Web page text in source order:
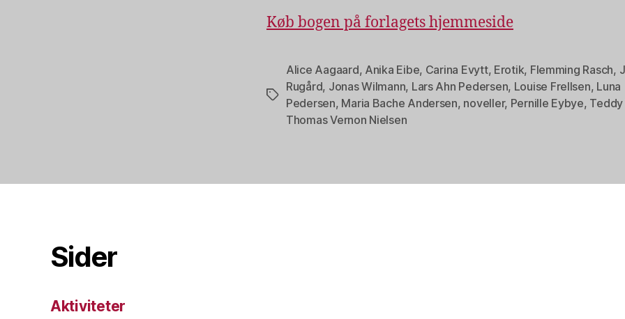
Køb bogen på forlagets hjemmeside
Tags
Alice Aagaard, Anika Eibe, Carina Evytt, Erotik, Flemming Rasch,
Rugård, Jonas Wilmann, Lars Ahn Pedersen, Louise Frellsen, Luna
Pedersen, Maria Bache Andersen, noveller, Pernille Eybye,
Thomas Vernon Nielsen
Sider
Aktiviteter